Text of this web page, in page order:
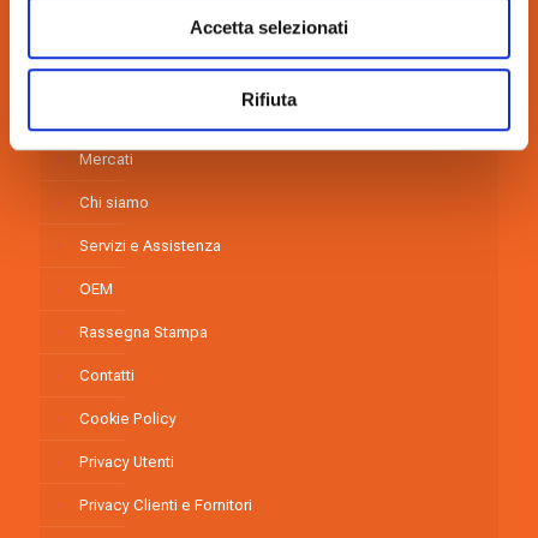
Accetta selezionati
Rifiuta
Credits:www.interpromex.it
Mercati
Chi siamo
Servizi e Assistenza
OEM
Rassegna Stampa
Contatti
Cookie Policy
Privacy Utenti
Privacy Clienti e Fornitori